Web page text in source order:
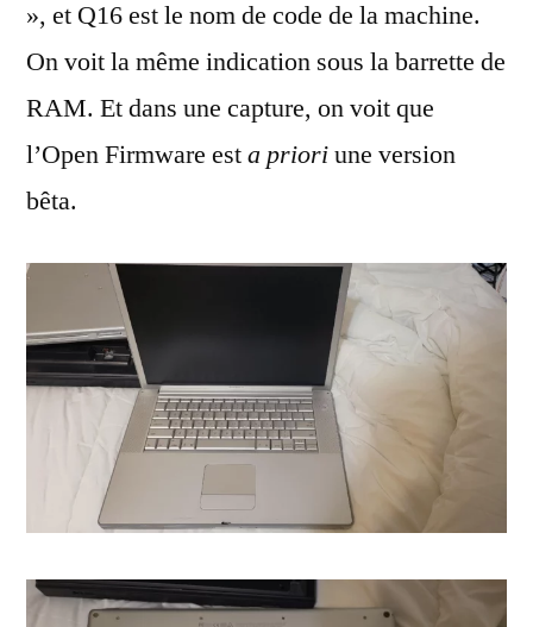
», et Q16 est le nom de code de la machine.
On voit la même indication sous la barrette de
RAM. Et dans une capture, on voit que
l’Open Firmware esta prioriune version
bêta.